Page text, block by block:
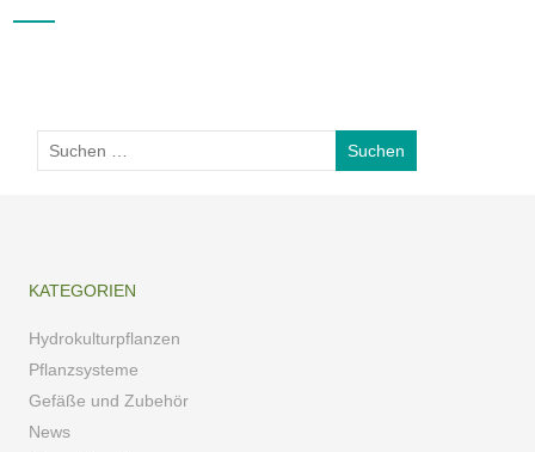
KATEGORIEN
Hydrokulturpflanzen
Pflanzsysteme
Gefäße und Zubehör
News